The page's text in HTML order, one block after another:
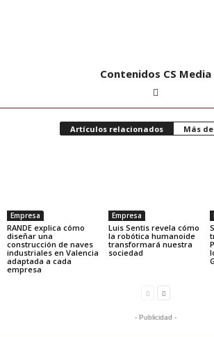
Contenidos CS Media
Artículos relacionados Más
Empresa
RANDE explica cómo
diseñar una
construcción de naves
industriales en Valencia
adaptada a cada
empresa
Empresa
Luis Sentis revela cómo
la robótica humanoide
transformará nuestra
sociedad
- Publicidad -